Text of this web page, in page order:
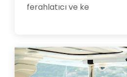
ferahlatıcı ve ke